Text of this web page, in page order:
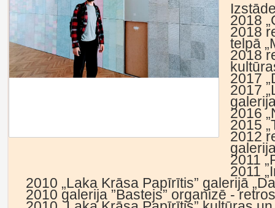
2018
2018
telpā
2018
2017
2017
2016
2015
2012
2011
2011
2010 „Laka Krāsa Papīrītis” galerijā
2010 galerija ”Bastejs” organizē -